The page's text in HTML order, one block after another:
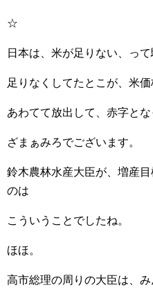
☆
日本は、米が足りない、っ
足りなくしてたとこが、米
あわてて放出して、赤字とな
ざまぁみろでございます。
鈴木農林水産大臣が、増産
のは
こういうことでしたね。
ほほ。
高市総理の周りの大臣は、